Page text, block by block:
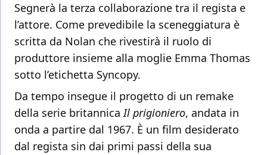
Segnerà la terza collaborazione tra il regista e
l’attore. Come prevedibile la sceneggiatura è
scritta da Nolan che rivestirà il ruolo di
produttore insieme alla moglie Emma Thomas
sotto l’etichetta Syncopy.
Da tempo insegue il progetto di un remake
della serie britannica Il prigioniero, andata in
onda a partire dal 1967. È un film desiderato
dal regista sin dai primi passi della sua